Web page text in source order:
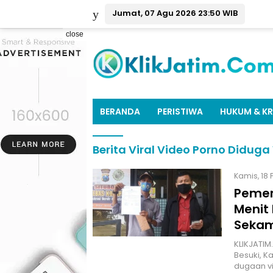
Jumat, 07 Agu 2026 23:50 WIB
close
BERANDA PERISTIWA HUKUM &
Berita Viral Video Porno
Kamis, 18
Menit
Besuki,
dugaan